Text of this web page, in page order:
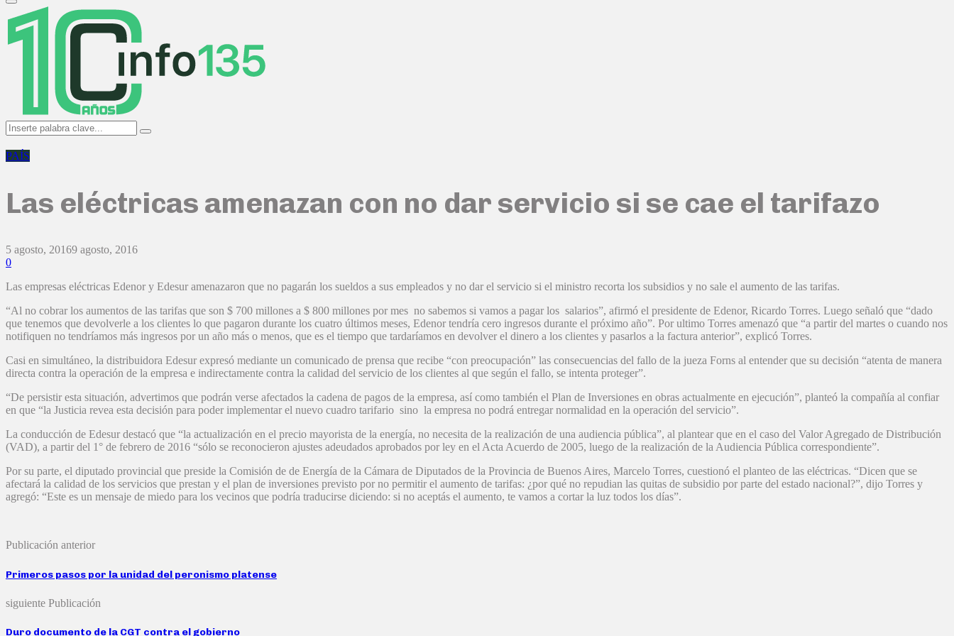
Primary
Menu
Search
for:
Search
PAÍS
Las eléctricas amenazan con no dar servicio si se cae el tarifazo
5 agosto, 20169 agosto, 2016
0
Las empresas eléctricas Edenor y Edesur amenazaron que no pagarán los sueldos a sus empleados y no dar el servicio si el ministro recorta los subsidios y no sale el aumento de las tarifas.
“Al no cobrar los aumentos de las tarifas que son $ 700 millones a $ 800 millones por mes no sabemos si vamos a pagar los salarios”, afirmó el presidente de Edenor, Ricardo Torres. Luego señaló que “dado
que tenemos que devolverle a los clientes lo que pagaron durante los cuatro últimos meses, Edenor tendría cero ingresos durante el próximo año”. Por ultimo Torres amenazó que “a partir del martes o cuando nos
notifiquen no tendríamos más ingresos por un año más o menos, que es el tiempo que tardaríamos en devolver el dinero a los clientes y pasarlos a la factura anterior”, explicó Torres.
Casi en simultáneo, la distribuidora Edesur expresó mediante un comunicado de prensa que recibe “con preocupación” las consecuencias del fallo de la jueza Forns al entender que su decisión “atenta de manera
directa contra la operación de la empresa e indirectamente contra la calidad del servicio de los clientes al que según el fallo, se intenta proteger”.
“De persistir esta situación, advertimos que podrán verse afectados la cadena de pagos de la empresa, así como también el Plan de Inversiones en obras actualmente en ejecución”, planteó la compañía al confiar
en que “la Justicia revea esta decisión para poder implementar el nuevo cuadro tarifario sino la empresa no podrá entregar normalidad en la operación del servicio”.
La conducción de Edesur destacó que “la actualización en el precio mayorista de la energía, no necesita de la realización de una audiencia pública”, al plantear que en el caso del Valor Agregado de Distribución
(VAD), a partir del 1° de febrero de 2016 “sólo se reconocieron ajustes adeudados aprobados por ley en el Acta Acuerdo de 2005, luego de la realización de la Audiencia Pública correspondiente”.
Por su parte, el diputado provincial que preside la Comisión de de Energía de la Cámara de Diputados de la Provincia de Buenos Aires, Marcelo Torres, cuestionó el planteo de las eléctricas. “Dicen que se
afectará la calidad de los servicios que prestan y el plan de inversiones previsto por no permitir el aumento de tarifas: ¿por qué no repudian las quitas de subsidio por parte del estado nacional?”, dijo Torres y
agregó: “Este es un mensaje de miedo para los vecinos que podría traducirse diciendo: si no aceptás el aumento, te vamos a cortar la luz todos los días”.
Publicación anterior
Primeros pasos por la unidad del peronismo platense
siguiente Publicación
Duro documento de la CGT contra el gobierno